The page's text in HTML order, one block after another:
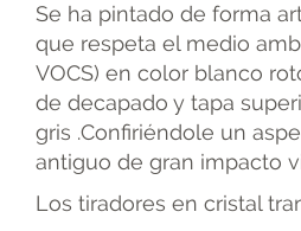
Se ha pintado de forma
que respeta el medio
VOCS) en color blanco
de decapado y tapa
gris .Confiriéndole un
antiguo de gran impacto
Los tiradores en cristal